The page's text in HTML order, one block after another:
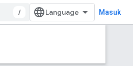
/ Masuk